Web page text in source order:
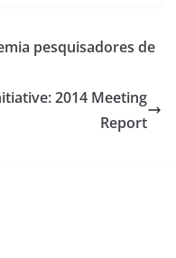
pesquisadores de
2014 Meeting
Report